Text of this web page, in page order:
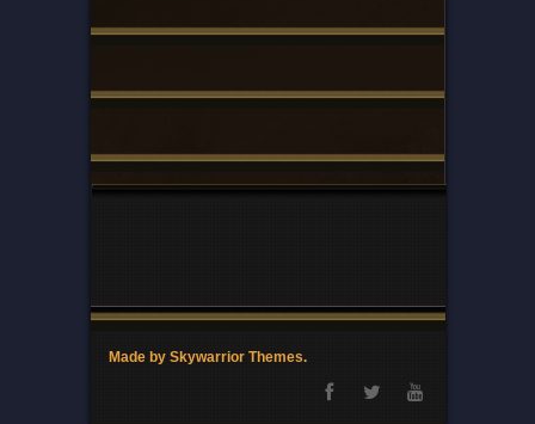
Made by Skywarrior Themes.